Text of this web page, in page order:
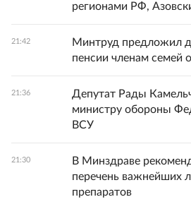
регионами РФ,
21:42
Минтруд предложил
пенсии членам семей
21:36
Депутат Рады
министру обороны
ВСУ
21:30
В Минздраве
перечень важнейших
препаратов